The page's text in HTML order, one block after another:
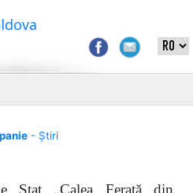
- Știri
Stat „Calea Ferată din